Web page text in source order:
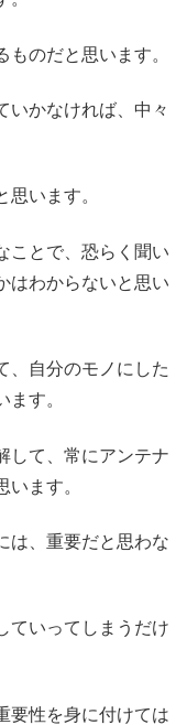
のだと思います。
いかなければ、中々
います。
ことで、恐らく聞い
はわからないと思い
、自分のモノにした
す。
して、常にアンテナ
ます。
は、重要だと思わな
ていってしまうだけ
要性を身に付けては